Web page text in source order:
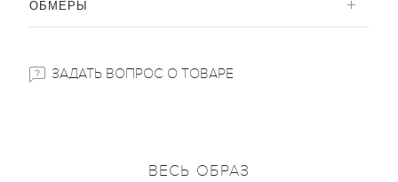
ОБМЕРЫ
ЗАДАТЬ ВОПРОС О ТОВАРЕ
ВЕСЬ ОБРАЗ